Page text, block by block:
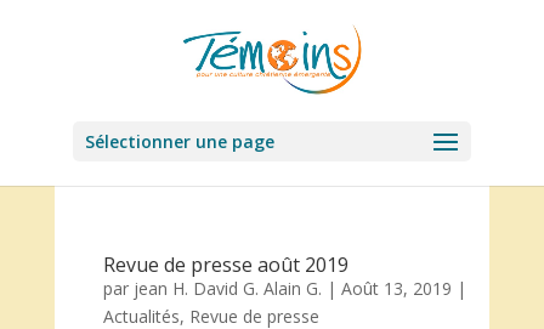
Sélectionner une page
Revue de presse août 2019
par jean H. David G. Alain G. | Août 13, 2019 |
Actualités, Revue de presse